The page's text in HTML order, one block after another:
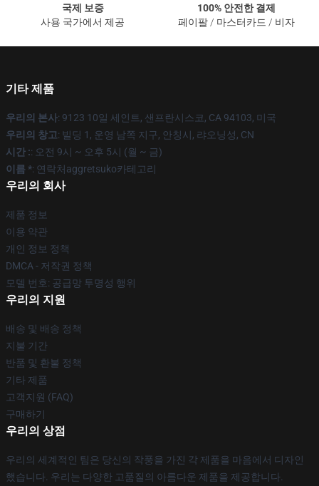
국제 보증
사용 국가에서 제공
100% 안전한 결제
페이팔 / 마스터카드 / 비자
기타 제품
우리의 본사: 9123 10일 세인트, 샌프란시스코, CA 94103, 미국
우리의 창고: 빌딩 1, 운영 남쪽 지구, 안칭시, 랴오닝성, CN
시간 :: 오전 9시 ~ 오후 5시 (월 ~ 금)
이름 *: 연락처aggretsuko카테고리
우리의 회사
제품 정보
이용 약관
개인 정보 정책
DMCA - 저작권 정책
모델 번호: 공급망 투명성 행위
우리의 지원
배송 및 배송 정책
지불 기간
반품 및 환불 정책
기타 제품
고객지원 (FAQ)
구매하기
우리의 상점
우리의 세계적인 팀은 당신의 작풍을 가진 각 제품을 마음에서 디자인
했습니다. 우리는 다양한 고품질의 아름다운 제품을 제공합니다.